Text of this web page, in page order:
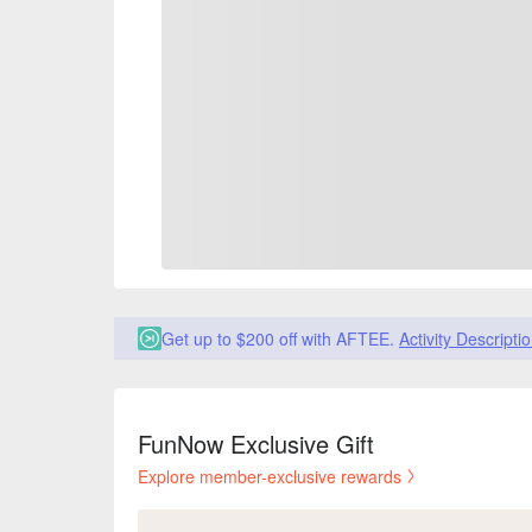
Get up to $200 off with AFTEE. Activity
FunNow Exclusive Gift
Explore member-exclusive rewards